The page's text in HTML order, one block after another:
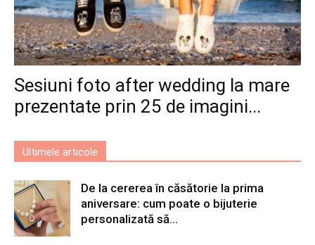
Sesiuni foto after wedding la mare
prezentate prin 25 de imagini...
Ultimele articole
De la cererea în căsătorie la prima
aniversare: cum poate o bijuterie
personalizată să...